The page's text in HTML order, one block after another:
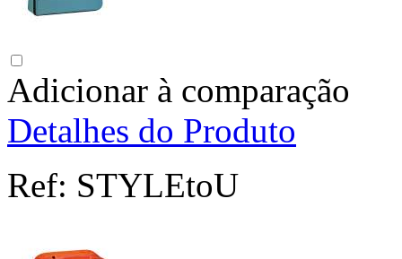
Adicionar à comparação
Detalhes do Produto
Ref: STYLEtoU